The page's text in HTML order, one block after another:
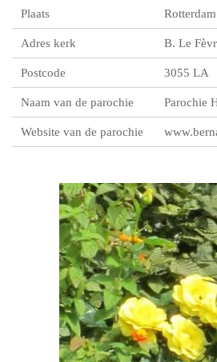
Plaats Rotterdam
Adres kerk B. Le
Postcode 3055 LA
Naam van de parochie Parochie
Website van de parochie